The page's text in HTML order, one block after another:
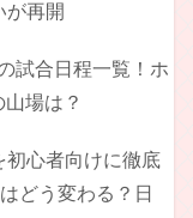
が再開
試合日程一覧！ホ
場は？
初心者向けに徹底
どう変わる？日